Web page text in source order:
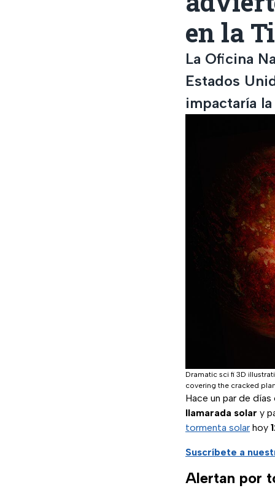
en la
La Oficina
Estados
impactaría
Dramatic sci fi 3D
covering the cracked
Hace un par de
llamarada solar y
tormenta solar hoy
Suscríbete a
Alertan por